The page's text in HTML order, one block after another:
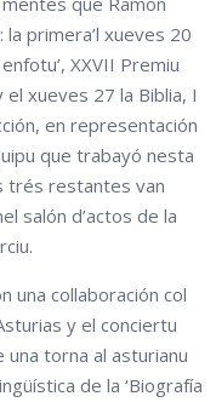
la primera’l xueves 20
XXVII Premiu
xueves 27 la Biblia, I
en representación
que trabayó nesta
trés restantes van
salón d’actos de la
una collaboración col
y el conciertu
una torna al asturianu
de la ‘Biografía